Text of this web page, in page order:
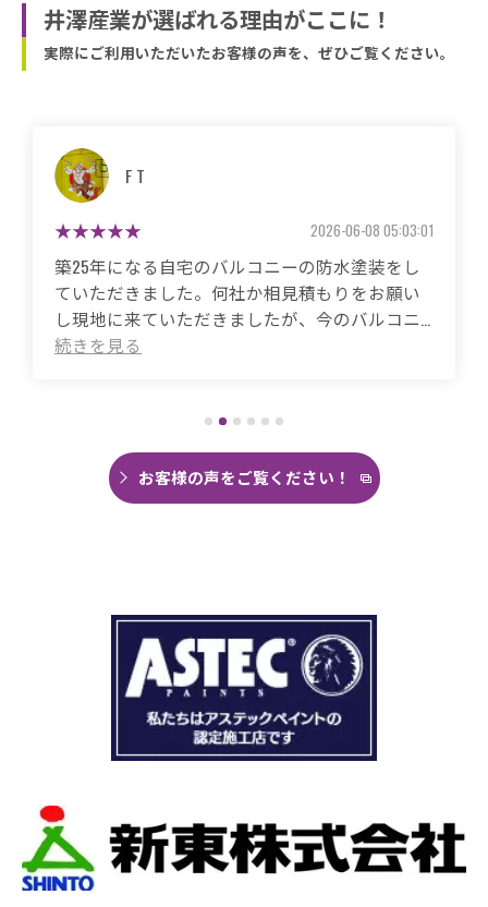
井澤産業が選ばれる理由がここに！
実際にご利用いただいたお客様の声を、ぜひご覧ください。
マサコ
2026-05-26 06:48:59
築50年の自宅、20年程前から雨漏りに悩まされ
ていました。
これまで3度天井から雨漏りしてその都度雨漏り
箇所は修繕してもらいましたがスッキリ直った
がなく雨の日は憂鬱で仕方ありませんでした。
今回は絶対に原因を特定して修繕してほしいと
思い毎日口コミを見て井澤産業さんにたどり着
くことができました。
瓦の劣化がだいぶ進んでいて所々でヒビや1箇所
穴が空いているのもわりました。
本当は屋根全部を変えたいところでしたが、こ
の先10数年で住み替え予定なので瓦の差し替え
をお願いしました。
作業です。
当初夕方４時頃終了予定が、家にあった予備の
瓦まで使って瓦を差し替えてもらったので薄暗
くなるまで頑張っていただき頭の下がる思いで
お客様の声をご覧ください！